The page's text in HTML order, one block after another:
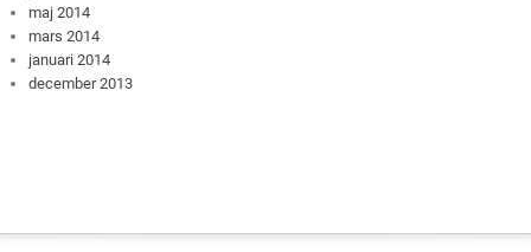
maj 2014
mars 2014
januari 2014
december 2013